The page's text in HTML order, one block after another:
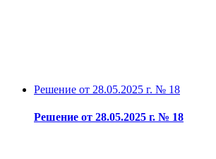
Решение от 28.05.2025 г. № 18
Решение от 28.05.2025 г. № 18